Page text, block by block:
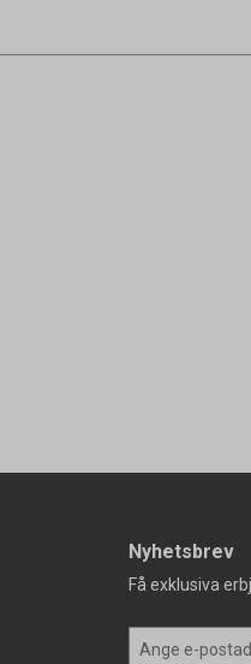
Nyhetsbrev
Få exklusiva